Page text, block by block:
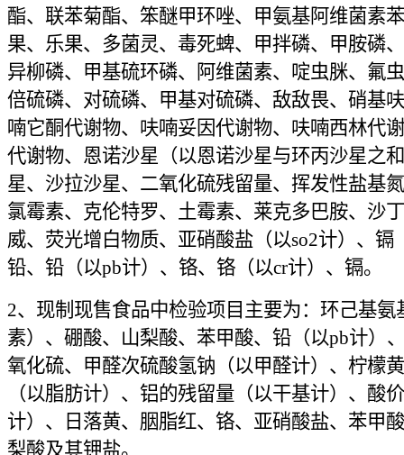
酯、联苯菊酯、笨醚甲环唑、甲氨基阿维菌素
果、乐果、多菌灵、毒死蜱、甲拌磷、甲胺磷
异柳磷、甲基硫环磷、阿维菌素、啶虫脒、氟
倍硫磷、对硫磷、甲基对硫磷、敌敌畏、硝基
喃它酮代谢物、呋喃妥因代谢物、呋喃西林代
代谢物、恩诺沙星（以恩诺沙星与环丙沙星之
星、沙拉沙星、二氧化硫残留量、挥发性盐基
氯霉素、克伦特罗、土霉素、莱克多巴胺、沙
威、荧光增白物质、亚硝酸盐（以so2计）、镉
铅、铅（以pb计）、铬、铬（以cr计）、镉。
2、现制现售食品中检验项目主要为：环己基氨
素）、硼酸、山梨酸、苯甲酸、铅（以pb计）
氧化硫、甲醛次硫酸氢钠（以甲醛计）、柠檬
（以脂肪计）、铝的残留量（以干基计）、酸
计）、日落黄、胭脂红、铬、亚硝酸盐、苯甲
梨酸及其钾盐。